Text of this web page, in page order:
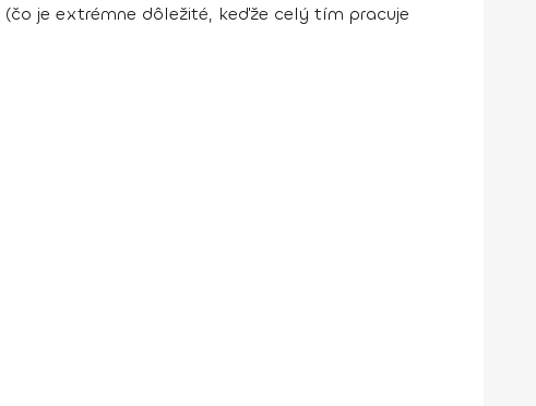
(čo je extrémne dôležité, keďže celý tím pracuje